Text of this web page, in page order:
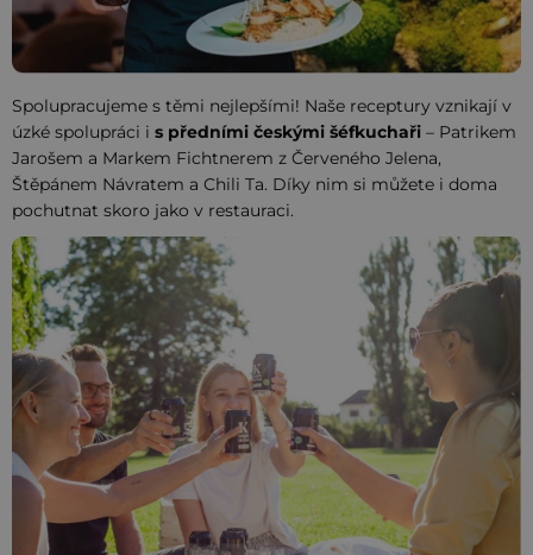
Spolupracujeme s těmi nejlepšími! Naše receptury vznikají v
úzké spolupráci i s předními českými šéfkuchaři – Patrikem
Jarošem a Markem Fichtnerem z Červeného Jelena,
Štěpánem Návratem a Chili Ta. Díky nim si můžete i doma
pochutnat skoro jako v restauraci.